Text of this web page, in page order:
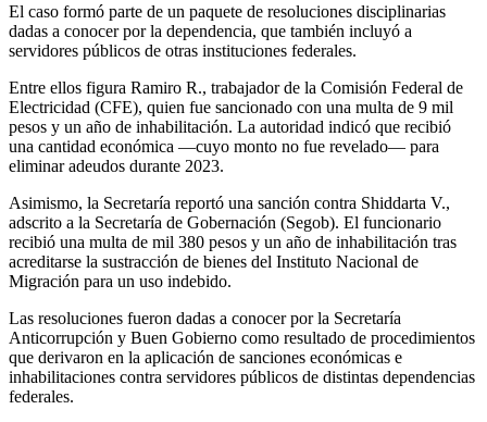
El caso formó parte de un paquete de resoluciones disciplinarias
dadas a conocer por la dependencia, que también incluyó a
servidores públicos de otras instituciones federales.
Entre ellos figura Ramiro R., trabajador de la Comisión Federal de
Electricidad (CFE), quien fue sancionado con una multa de 9 mil
pesos y un año de inhabilitación. La autoridad indicó que recibió
una cantidad económica —cuyo monto no fue revelado— para
eliminar adeudos durante 2023.
Asimismo, la Secretaría reportó una sanción contra Shiddarta V.,
adscrito a la Secretaría de Gobernación (Segob). El funcionario
recibió una multa de mil 380 pesos y un año de inhabilitación tras
acreditarse la sustracción de bienes del Instituto Nacional de
Migración para un uso indebido.
Las resoluciones fueron dadas a conocer por la Secretaría
Anticorrupción y Buen Gobierno como resultado de procedimientos
que derivaron en la aplicación de sanciones económicas e
inhabilitaciones contra servidores públicos de distintas dependencias
federales.